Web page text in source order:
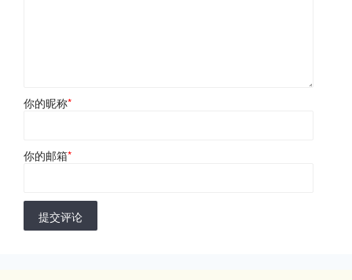
你的昵称*
你的邮箱*
提交评论